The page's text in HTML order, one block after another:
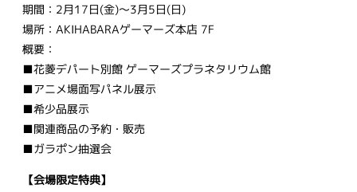
期間：2月17日(金)〜3月5日(日)
場所：AKIHABARAゲーマーズ本店 7F
概要：
■花菱デパート別館 ゲーマーズプラネタリウム館
■アニメ場面写パネル展示
■希少品展示
■関連商品の予約・販売
■ガラポン抽選会
【会場限定特典】